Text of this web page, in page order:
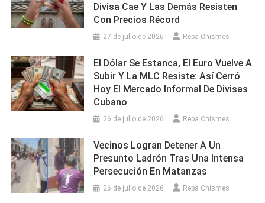
Divisa Cae Y Las Demás Resisten
Con Precios Récord
27 de julio de 2026 Repa Chismes
El Dólar Se Estanca, El Euro Vuelve A
Subir Y La MLC Resiste: Así Cerró
Hoy El Mercado Informal De Divisas
Cubano
26 de julio de 2026 Repa Chismes
Vecinos Logran Detener A Un
Presunto Ladrón Tras Una Intensa
Persecución En Matanzas
26 de julio de 2026 Repa Chismes